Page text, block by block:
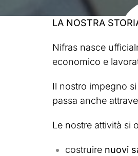
LA NOSTRA
Nifras nasce
economico e
Il nostro impegno
passa anche
Le nostre attività si
costruire nuovi